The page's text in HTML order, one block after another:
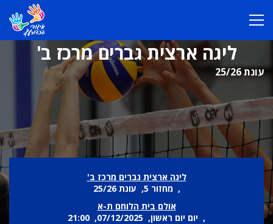
ליגה ארצית גברים מרכז ב'
עונת 25/26
ליגה ארצית גברים מרכז ב'
, מחזור 5, עונת 25/26
אולם בית הלוחם ת-א
, יום יום ראשון, 07/12/2025, 21:00